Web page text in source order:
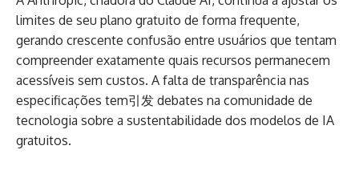
limites de seu plano gratuito de forma frequente,
gerando crescente confusão entre usuários que tentam
compreender exatamente quais recursos permanecem
acessíveis sem custos. A falta de transparência nas
especificações tem引发 debates na comunidade de
tecnologia sobre a sustentabilidade dos modelos de IA
gratuitos.